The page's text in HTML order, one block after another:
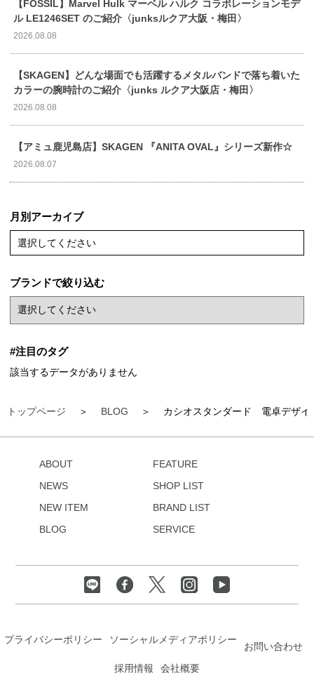
トップページ BLOG カシオスタンダード 電卓デザ
【FOSSIL】Marvel Hulk マーベル ハルク コラボレーションモデ
ル LE1246SET のご紹介〈junksルクア大阪・梅田〉
2026.08.08
【SKAGEN】どんな場面でも活躍するメタルバンドで落ち着いた
カラーの腕時計のご紹介〈junks ルクア大阪店・梅田〉
2026.08.08
【アミュ鹿児島店】SKAGEN 『ANITA OVAL』シリーズ新作☆
2026.08.07
月別アーカイブ
選択してください
ブランドで絞り込む
#注目のタグ
該当するデータがありません
ABOUT
NEWS
NEW ITEM
BLOG
FEATURE
SHOP LIST
BRAND LIST
SERVICE
プライバシーポリシー ソーシャルメディアポリシー
お問い合わせ
採用情報
会社概要